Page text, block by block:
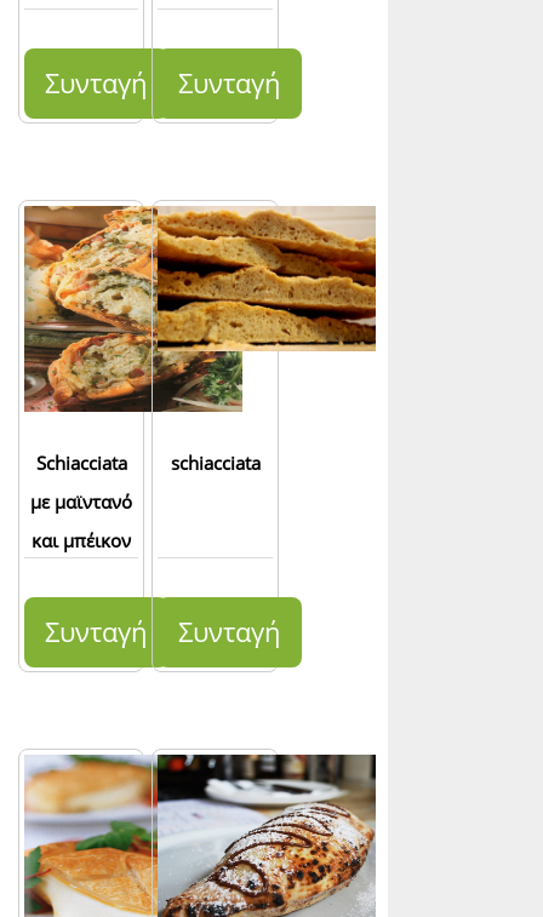
Συνταγή Συνταγή
Schiacciata
με μαϊντανό
και μπέικον
Συνταγή
schiacciata
Συνταγή